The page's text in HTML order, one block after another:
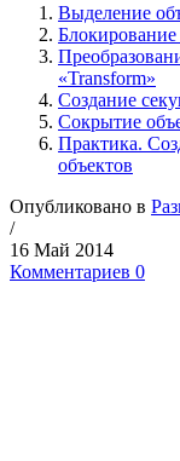
Выделение
Блокирование
«Transform»
Создание
Сокрытие
Практика.
объектов
Опубликовано в
/
16 Май 2014
Комментариев 0